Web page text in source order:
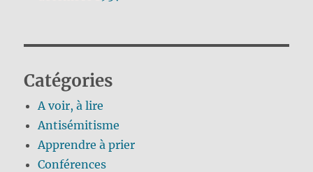
Catégories
A voir, à lire
Antisémitisme
Apprendre à prier
Conférences